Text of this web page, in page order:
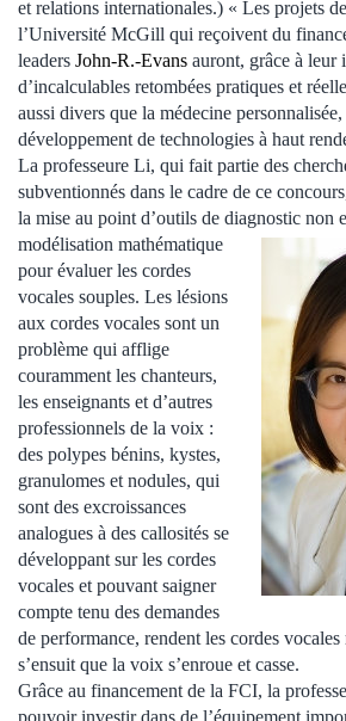
et relations internationales.) « Les projets
l’Université McGill qui reçoivent du
leaders John-R.-Evans auront, grâce à leur
d’incalculables retombées pratiques et
aussi divers que la médecine
développement de technologies à haut
La professeure Li, qui fait partie des
subventionnés dans le cadre de ce
la mise au point d’outils de diagnostic non
modélisation mathématique
pour évaluer les cordes
vocales souples. Les lésions
aux cordes vocales sont un
problème qui afflige
couramment les chanteurs,
les enseignants et d’autres
professionnels de la voix :
des polypes bénins, kystes,
granulomes et nodules, qui
sont des excroissances
analogues à des callosités se
développant sur les cordes
vocales et pouvant saigner
compte tenu des demandes
de performance, rendent les cordes
s’ensuit que la voix s’enroue et casse.
Grâce au financement de la FCI, la
pouvoir investir dans de l’équipement